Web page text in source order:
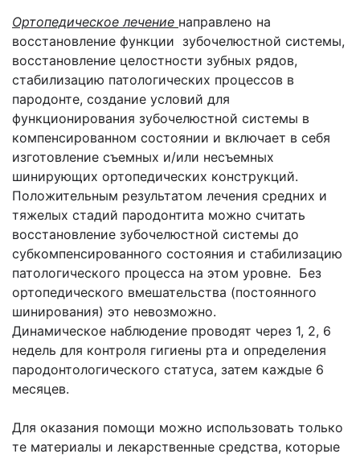
Ортопедическое лечение направлено на
восстановление функции зубочелюстной системы,
восстановление целостности зубных рядов,
стабилизацию патологических процессов в
пародонте, создание условий для
функционирования зубочелюстной системы в
компенсированном состоянии и включает в себя
изготовление съемных и/или несъемных
шинирующих ортопедических конструкций.
Положительным результатом лечения средних и
тяжелых стадий пародонтита можно считать
восстановление зубочелюстной системы до
субкомпенсированного состояния и стабилизацию
патологического процесса на этом уровне. Без
ортопедического вмешательства (постоянного
шинирования) это невозможно.
Динамическое наблюдение проводят через 1, 2, 6
недель для контроля гигиены рта и определения
пародонтологического статуса, затем каждые 6
месяцев.
Для оказания помощи можно использовать только
те материалы и лекарственные средства, которые